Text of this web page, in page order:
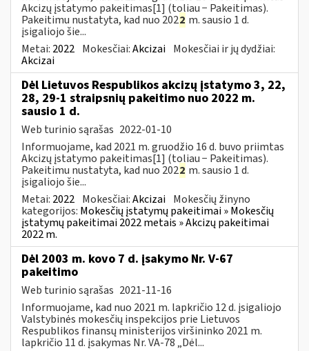
Akcizų įstatymo pakeitimas[1] (toliau − Pakeitimas).
Pakeitimu nustatyta, kad nuo 2022 m. sausio 1 d.
įsigaliojo šie...
Metai: 2022 Mokesčiai:Akcizai Mokesčiai ir jų dydžiai:
Akcizai
Dėl Lietuvos Respublikos akcizų įstatymo 3, 22,
28, 29-1 straipsnių pakeitimo nuo 2022 m.
sausio 1 d.
Web turinio sąrašas 2022-01-10
Informuojame, kad 2021 m. gruodžio 16 d. buvo priimtas
Akcizų įstatymo pakeitimas[1] (toliau − Pakeitimas).
Pakeitimu nustatyta, kad nuo 2022 m. sausio 1 d.
įsigaliojo šie...
Metai: 2022 Mokesčiai:Akcizai Mokesčių žinyno
kategorijos: Mokesčių įstatymų pakeitimai » Mokesčių
įstatymų pakeitimai 2022 metais » Akcizų pakeitimai
2022 m.
Dėl 2003 m. kovo 7 d. įsakymo Nr. V-67
pakeitimo
Web turinio sąrašas 2021-11-16
Informuojame, kad nuo 2021 m. lapkričio 12 d. įsigaliojo
Valstybinės mokesčių inspekcijos prie Lietuvos
Respublikos finansų ministerijos viršininko 2021 m.
lapkričio 11 d. įsakymas Nr. VA-78 „Dėl...